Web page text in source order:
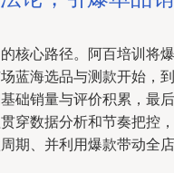
核心路径。阿百培训将爆
蓝海选品与测款开始，到
础销量与评价积累，最后
穿数据分析和节奏把控，
期、并利用爆款带动全店